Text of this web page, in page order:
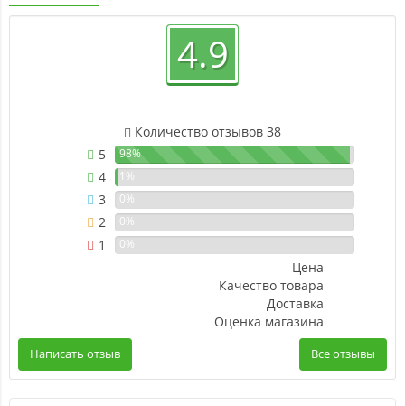
4.9
Количество отзывов 38
5
98%
4 1%
3 0%
2 0%
1 0%
Цена
Качество товара
Доставка
Оценка магазина
Написать отзыв Все отзывы